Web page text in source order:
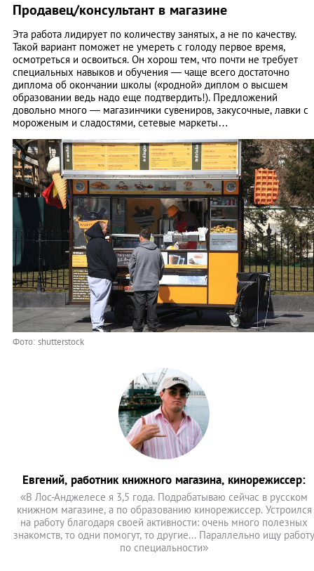
Продавец/консультант в магазине
Эта работа лидирует по количеству занятых, а не по качеству.
Такой вариант поможет не умереть с голоду первое время,
осмотреться и освоиться. Он хорош тем, что почти не требует
специальных навыков и обучения — чаще всего достаточно
диплома об окончании школы («родной» диплом о высшем
образовании ведь надо еще подтвердить!). Предложений
довольно много — магазинчики сувениров, закусочные, лавки с
мороженым и сладостями, сетевые маркеты…
Фото: shutterstock
Евгений, работник книжного магазина, кинорежиссер:
«В Лос-Анджелесе я 3,5 года. Подрабатываю сейчас в русском
книжном магазине, а по образованию кинорежиссер. Устроился
на работу благодаря своей активности: очень много полезных
знакомств, то одни помогут, то другие... Параллельно ищу работу
по специальности»